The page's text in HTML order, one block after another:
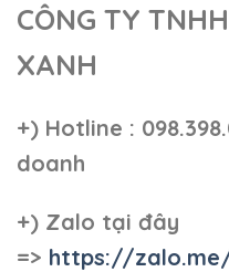
CÔNG TY
XANH
+) Hotline :
doanh
+) Zalo tại đây
=> https://zalo.me/